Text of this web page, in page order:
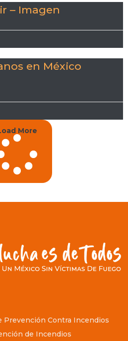
– Imagen
en México
More
Prevención Contra Incendios
de Incendios